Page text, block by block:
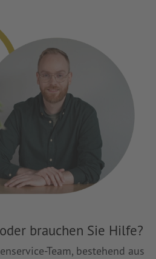
brauchen Sie Hilfe?
Team, bestehend aus